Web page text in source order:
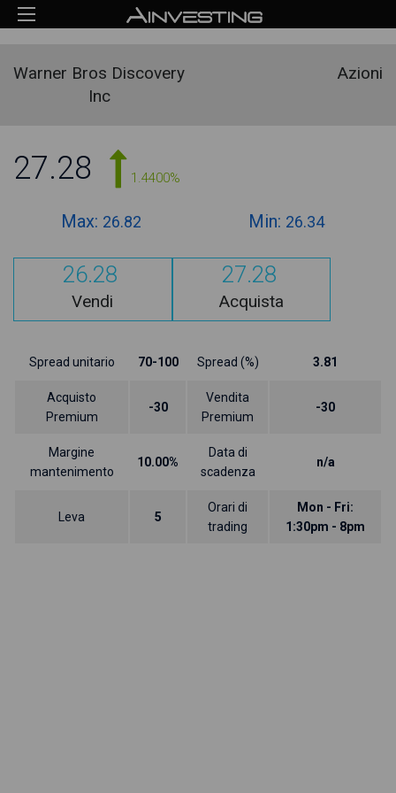
Warner Bros Discovery
Inc
Azioni
27.28 1.4400%
Max: 26.82 Min: 26.34
26.28
Vendi
27.28
Acquista
Spread unitario 70-100 Spread (%) 3.81
Acquisto
Premium
-30
Vendita
Premium
-30
Margine
mantenimento
10.00%
Data di
scadenza
n/a
Leva 5
Orari di
trading
Mon - Fri:
1:30pm - 8pm